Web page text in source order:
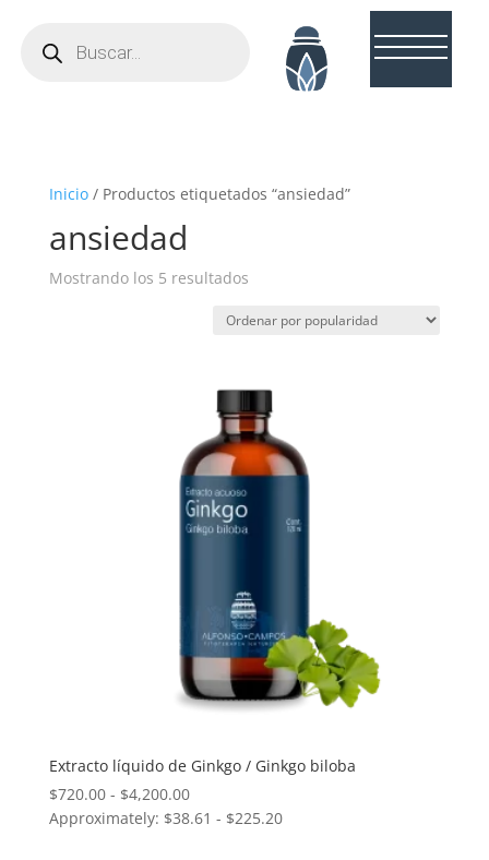
productos
Inicio/ Productos etiquetados “ansiedad”
ansiedad
Mostrando los 5 resultadosOrdenado
popularidad
Extracto líquido de Ginkgo / Ginkgo biloba
$720.00 - $4,200.00Rango
de
Approximately: $38.61 - $225.20